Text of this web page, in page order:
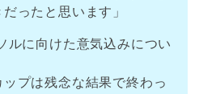
ったと思います」
ルに向けた意気込みについ
ップは残念な結果で終わっ